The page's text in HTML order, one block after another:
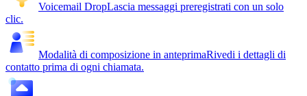
Voicemail DropLascia messaggi preregistrati con un solo
clic.
Modalità di composizione in anteprimaRivedi i dettagli di
contatto prima di ogni chiamata.